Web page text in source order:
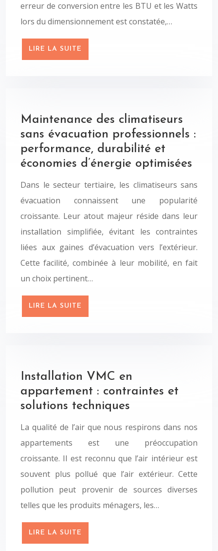
erreur de conversion entre les BTU et les Watts
lors du dimensionnement est constatée,…
LIRE LA SUITE
Maintenance des climatiseurs
sans évacuation professionnels :
performance, durabilité et
économies d’énergie optimisées
Dans le secteur tertiaire, les climatiseurs sans
évacuation connaissent une popularité
croissante. Leur atout majeur réside dans leur
installation simplifiée, évitant les contraintes
liées aux gaines d’évacuation vers l’extérieur.
Cette facilité, combinée à leur mobilité, en fait
un choix pertinent…
LIRE LA SUITE
Installation VMC en
appartement : contraintes et
solutions techniques
La qualité de l’air que nous respirons dans nos
appartements est une préoccupation
croissante. Il est reconnu que l’air intérieur est
souvent plus pollué que l’air extérieur. Cette
pollution peut provenir de sources diverses
telles que les produits ménagers, les…
LIRE LA SUITE